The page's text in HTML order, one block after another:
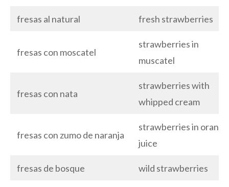
fresas al natural fresh strawberries
fresas con moscatel
strawberries in
muscatel
fresas con nata
strawberries with
whipped cream
fresas con zumo de naranja
strawberries in orange
juice
fresas de bosque wild strawberries